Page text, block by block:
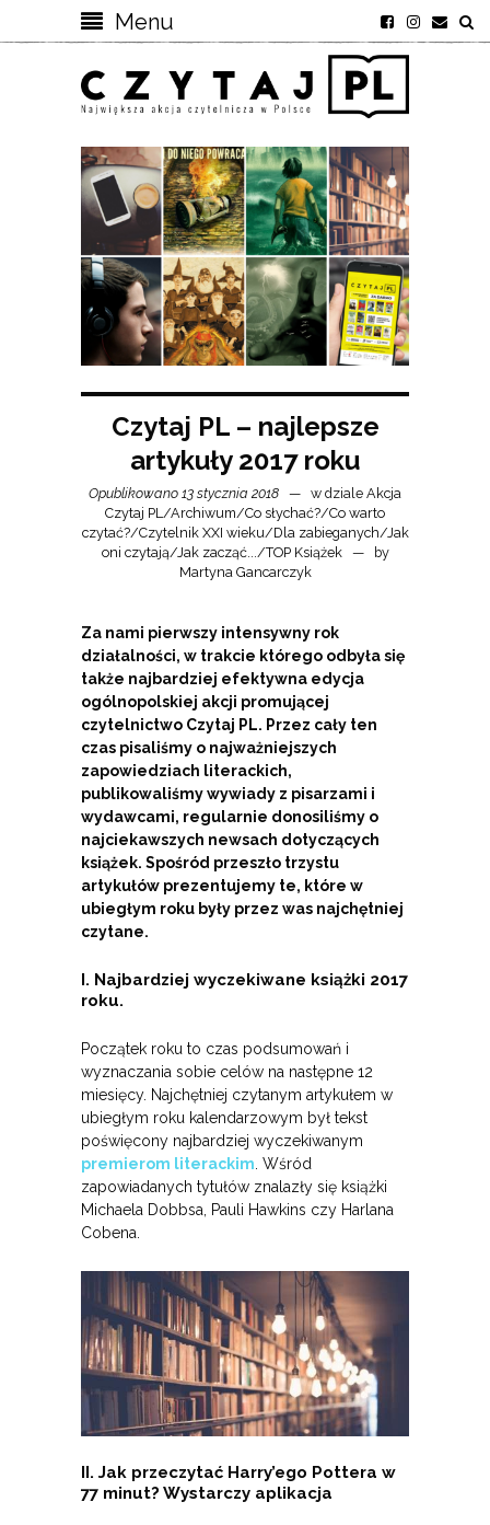
Menu
Czytaj PL – najlepsze
artykuły 2017 roku
Opublikowano 13 stycznia 2018 w dziale Akcja
Czytaj PL/Archiwum/Co słychać?/Co warto
czytać?/Czytelnik XXI wieku/Dla zabieganych/Jak
oni czytają/Jak zacząć.../TOP Książek
by
Martyna Gancarczyk
Za nami pierwszy intensywny rok
działalności, w trakcie którego odbyła się
także najbardziej efektywna edycja
ogólnopolskiej akcji promującej
czytelnictwo Czytaj PL. Przez cały ten
czas pisaliśmy o najważniejszych
zapowiedziach literackich,
publikowaliśmy wywiady z pisarzami i
wydawcami, regularnie donosiliśmy o
najciekawszych newsach dotyczących
książek. Spośród przeszło trzystu
artykułów prezentujemy te, które w
ubiegłym roku były przez was najchętniej
czytane.
I. Najbardziej wyczekiwane książki 2017
roku.
Początek roku to czas podsumowań i
wyznaczania sobie celów na następne 12
miesięcy. Najchętniej czytanym artykułem w
ubiegłym roku kalendarzowym był tekst
poświęcony najbardziej wyczekiwanym
premierom literackim . Wśród
zapowiadanych tytułów znalazły się książki
Michaela Dobbsa, Pauli Hawkins czy Harlana
Cobena.
II. Jak przeczytać Harry’ego Pottera w
77 minut? Wystarczy aplikacja